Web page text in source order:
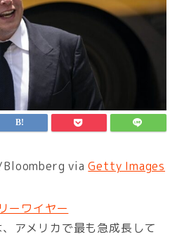
viaGetty Images
ーワイヤー
アメリカで最も急成長して